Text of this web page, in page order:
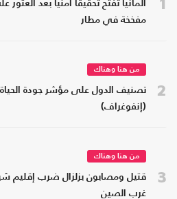
ألمانيا تفتح تحقيقا أمنيا بعد
مفخخة في مطار
2
من هنا وهناك
(إنفوغراف)
3
من هنا وهناك
قتيل ومصابون بزلزال ضرب إقليم
غرب الصين